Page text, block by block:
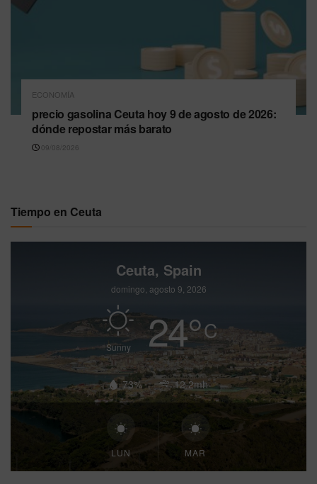
ECONOMÍA
precio gasolina Ceuta hoy 9 de agosto de 2026:
dónde repostar más barato
09/08/2026
Tiempo en Ceuta
Ceuta, Spain
domingo, agosto 9, 2026
Sunny 24°C
73% 12.2mh
LUN MAR